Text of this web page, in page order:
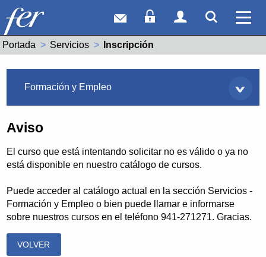
Correo webAcceso Socios
Acceso
Portada Servicios Actual:
Inscripción
Formación y Empleo
Aviso
El curso que está intentando solicitar no es válido o ya no
está disponible en nuestro catálogo de cursos.
Puede acceder al catálogo actual en la sección Servicios -
Formación y Empleo o bien puede llamar e informarse
sobre nuestros cursos en el teléfono 941-271271. Gracias.
VOLVER